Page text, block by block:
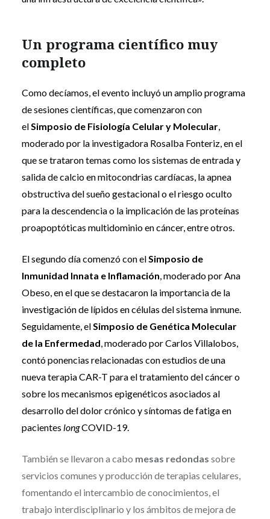
Un programa científico muy
completo
Como decíamos, el evento incluyó un amplio programa
de sesiones científicas, que comenzaron con
el Simposio de Fisiología Celular y Molecular,
moderado por la investigadora Rosalba Fonteriz, en el
que se trataron temas como los sistemas de entrada y
salida de calcio en mitocondrias cardíacas, la apnea
obstructiva del sueño gestacional o el riesgo oculto
para la descendencia o la implicación de las proteínas
proapoptóticas multidominio en cáncer, entre otros.
El segundo día comenzó con el Simposio de
Inmunidad Innata e Inflamación , moderado por Ana
Obeso, en el que se destacaron la importancia de la
investigación de lípidos en células del sistema inmune.
Seguidamente, el Simposio de Genética Molecular
de la Enfermedad , moderado por Carlos Villalobos,
contó ponencias relacionadas con estudios de una
nueva terapia CAR-T para el tratamiento del cáncer o
sobre los mecanismos epigenéticos asociados al
desarrollo del dolor crónico y síntomas de fatiga en
pacientes longCOVID-19.
También se llevaron a cabo mesas redondas sobre
servicios comunes y producción de terapias celulares,
fomentando el intercambio de conocimientos, el
trabajo interdisciplinario y los ámbitos de mejora de